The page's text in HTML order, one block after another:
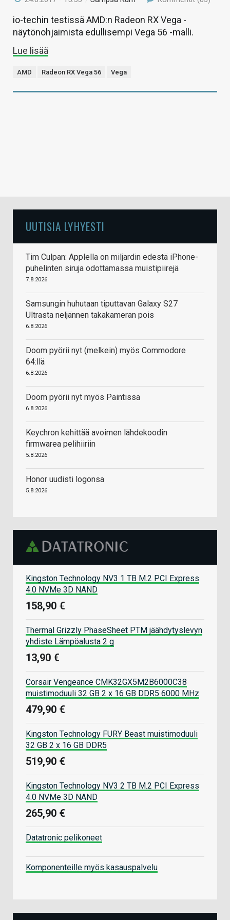
io-techin testissä AMD:n Radeon RX Vega -
näytönohjaimista edullisempi Vega 56 -malli.
Lue lisää
AMD Radeon RX Vega 56 Vega
UUTISIA LYHYESTI
Tim Culpan: Applella on miljardin edestä iPhone-
puhelinten siruja odottamassa muistipiirejä
7.8.2026
Samsungin huhutaan tiputtavan Galaxy S27
Ultrasta neljännen takakameran pois
6.8.2026
Doom pyörii nyt (melkein) myös Commodore
64:llä
6.8.2026
Doom pyörii nyt myös Paintissa
6.8.2026
Keychron kehittää avoimen lähdekoodin
firmwarea pelihiiriin
5.8.2026
Honor uudisti logonsa
5.8.2026
Kingston Technology NV3 1 TB M.2 PCI Express
4.0 NVMe 3D NAND
158,90 €
Thermal Grizzly PhaseSheet PTM jäähdytyslevyn
yhdiste Lämpöalusta 2 g
13,90 €
Corsair Vengeance CMK32GX5M2B6000C38
muistimoduuli 32 GB 2 x 16 GB DDR5 6000 MHz
479,90 €
Kingston Technology FURY Beast muistimoduuli
32 GB 2 x 16 GB DDR5
519,90 €
Kingston Technology NV3 2 TB M.2 PCI Express
4.0 NVMe 3D NAND
265,90 €
Datatronic pelikoneet
Komponenteille myös kasauspalvelu